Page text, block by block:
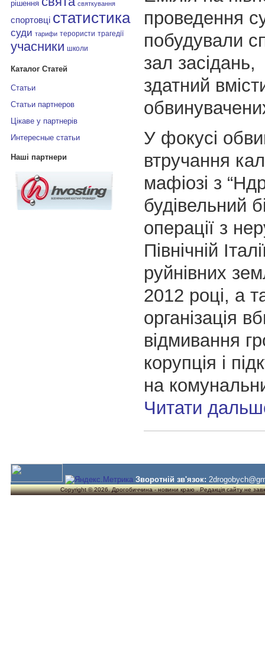
рішення святкування
спортовці статистика
суди тарифи терористи трагедії
учасники школи
Каталог Статей
Статьи
Статьи партнеров
Цікаве у партнерів
Интересные статьи
Наші партнери
проведення
побудували
зал засідань,
здатний
У фокусі
втручання
мафіозі з
будівельний
операції з
Північній
руйнівних
2012 році, а
організація
відмивання
корупція і
на
Читати
Зворотній зв'язок:
Copyright © 2026. Дрогобиччина - новини краю . Редакція сайту не